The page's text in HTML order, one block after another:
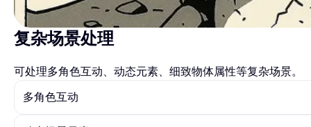
复杂场景处理
可处理多角色互动、动态元素、细致物体属性等复杂场景。
多角色互动